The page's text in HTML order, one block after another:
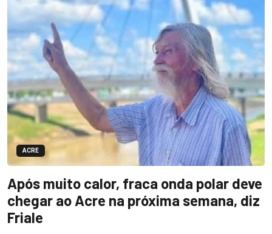
ACRE
Após muito calor, fraca onda polar deve
chegar ao Acre na próxima semana, diz
Friale